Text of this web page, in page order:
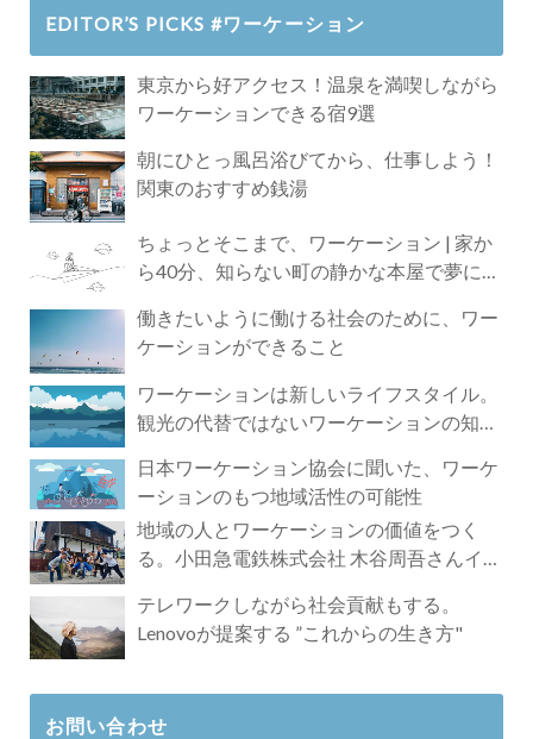
EDITOR’S PICKS #ワーケーション
東京から好アクセス！温泉を満喫しながら
ワーケーションできる宿9選
朝にひとっ風呂浴びてから、仕事しよう！
関東のおすすめ銭湯
ちょっとそこまで、ワーケーション | 家か
ら40分、知らない町の静かな本屋で夢に近
働きたいように働ける社会のために、ワー
ケーションができること
ワーケーションは新しいライフスタイル。
観光の代替ではないワーケーションの知ら
日本ワーケーション協会に聞いた、ワーケ
ーションのもつ地域活性の可能性
地域の人とワーケーションの価値をつく
る。小田急電鉄株式会社 木谷周吾さんイン
テレワークしながら社会貢献もする。
Lenovoが提案する ”これからの生き方"
お問い合わせ